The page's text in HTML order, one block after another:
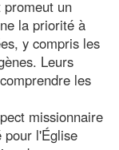
un
la priorité à
y compris les
Leurs
les
missionnaire
pour l'Église